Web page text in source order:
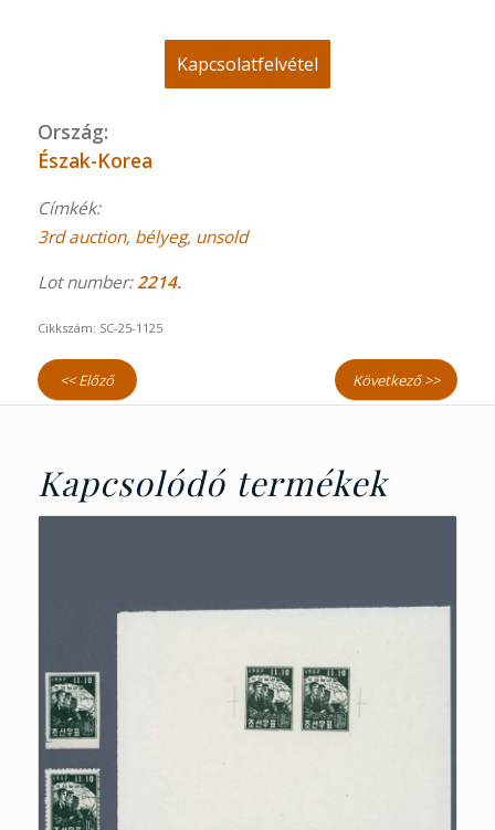
Kapcsolatfelvétel
Ország:
Észak-Korea
Címkék:
3rd auction, bélyeg, unsold
Lot number:2214.
Cikkszám: SC-25-1125
<< Előző Következő >>
Kapcsolódó termékek